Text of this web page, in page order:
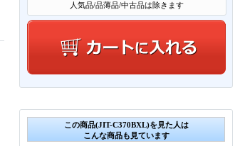
人気品/品薄品/中古品は除きます
この商品(JIT-C370BXL)を見た人は
こんな商品も見ています